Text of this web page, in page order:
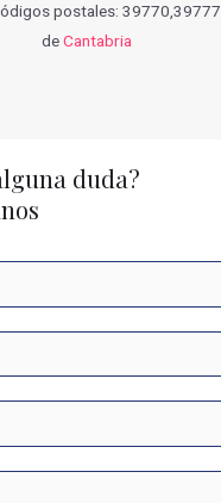
postales: 39770,39777
deCantabria
duda?